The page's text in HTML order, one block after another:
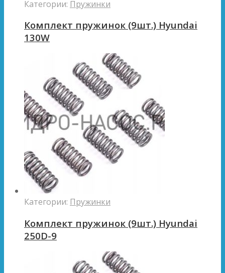
Категории: Пружинки
Комплект пружинок (9шт.) Hyundai
130W
Категории: Пружинки
Комплект пружинок (9шт.) Hyundai
250D-9